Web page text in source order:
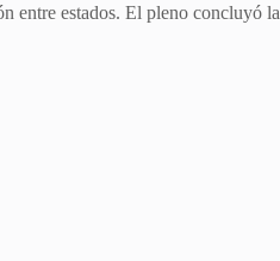
entre estados. El pleno concluyó la